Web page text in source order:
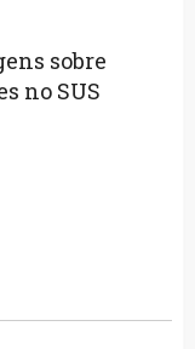
sobre
no SUS